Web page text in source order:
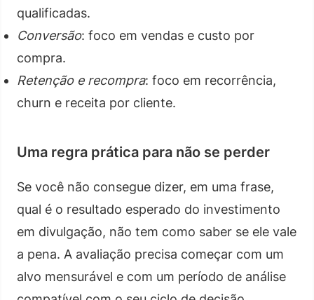
qualificadas.
Conversão: foco em vendas e custo por
compra.
Retenção e recompra: foco em recorrência,
churn e receita por cliente.
Uma regra prática para não se perder
Se você não consegue dizer, em uma frase,
qual é o resultado esperado do investimento
em divulgação, não tem como saber se ele vale
a pena. A avaliação precisa começar com um
alvo mensurável e com um período de análise